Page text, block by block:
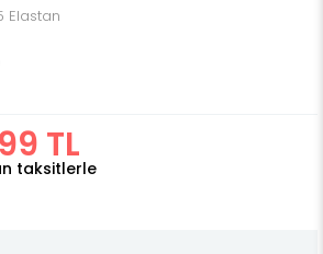
Elastan
TL
taksitlerle